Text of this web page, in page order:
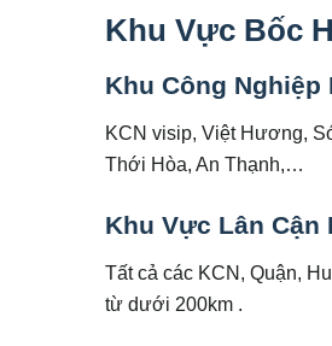
Khu Vực Bốc
Khu Công
KCN visip, Việt Hương,
Thới Hòa, An Thạnh,…
Khu Vực Lân Cận
Tất cả các KCN, Quận,
từ dưới 200km .